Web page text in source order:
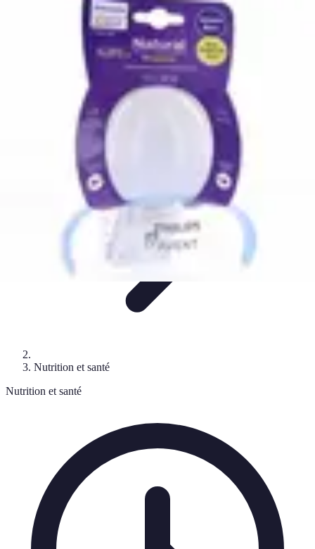
Bien-Être Animaux Vieux
Conseils pratiquesComprendre le
Confort et EnvironnementSanté
Bien-Être Animaux Vieux
Nutrition et santé
Nutrition et santé